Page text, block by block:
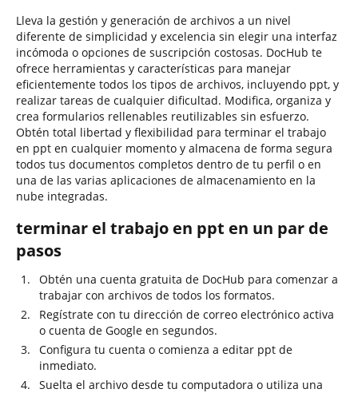
Lleva la gestión y generación de archivos a un nivel
diferente de simplicidad y excelencia sin elegir una interfaz
incómoda o opciones de suscripción costosas. DocHub te
ofrece herramientas y características para manejar
eficientemente todos los tipos de archivos, incluyendo ppt, y
realizar tareas de cualquier dificultad. Modifica, organiza y
crea formularios rellenables reutilizables sin esfuerzo.
Obtén total libertad y flexibilidad para terminar el trabajo
en ppt en cualquier momento y almacena de forma segura
todos tus documentos completos dentro de tu perfil o en
una de las varias aplicaciones de almacenamiento en la
nube integradas.
terminar el trabajo en ppt en un par de
pasos
Obtén una cuenta gratuita de DocHub para comenzar a
trabajar con archivos de todos los formatos.
Regístrate con tu dirección de correo electrónico activa
o cuenta de Google en segundos.
Configura tu cuenta o comienza a editar ppt de
inmediato.
Suelta el archivo desde tu computadora o utiliza una